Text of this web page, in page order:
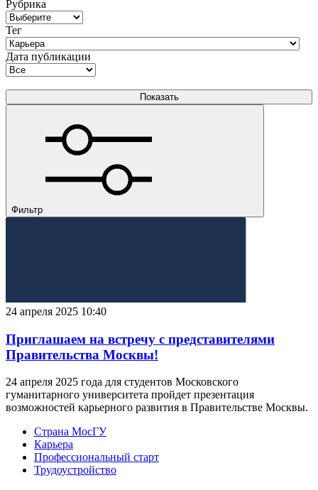
Рубрика
Тег
Дата публикации
Фильтр
24 апреля 2025 10:40
Приглашаем на встречу с представителями
Правительства Москвы!
24 апреля 2025 года для студентов Московского
гуманитарного университета пройдет презентация
возможностей карьерного развития в Правительстве Москвы.
Страна МосГУ
Карьера
Профессиональный старт
Трудоустройство